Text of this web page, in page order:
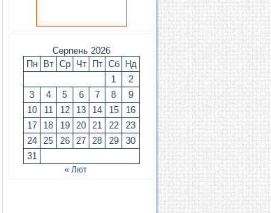
Серпень 2026
Пн
Вт Ср Чт Пт Сб
Нд
1
2
3
4 5 6 7 8
9
10
11 12 13 14 15
16
17
18 19 20 21 22
23
24
25 26 27 28 29
30
31
« Лют